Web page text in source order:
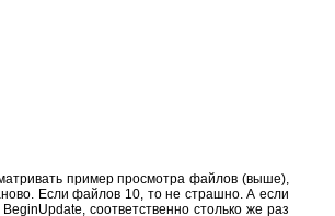
пример просмотра файлов (выше),
Если файлов 10, то не страшно. А если
соответственно столько же раз